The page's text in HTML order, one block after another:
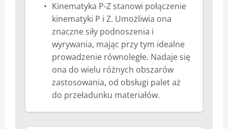
Kinematyka P-Z stanowi połączenie
kinematyki P i Z. Umożliwia ona
znaczne siły podnoszenia i
wyrywania, mając przy tym idealne
prowadzenie równoległe. Nadaje się
ona do wielu różnych obszarów
zastosowania, od obsługi palet aż
do przeładunku materiałów.